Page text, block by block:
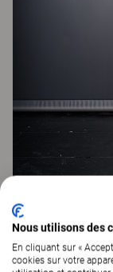
Nous utilisons des
En cliquant sur «
cookies sur votre